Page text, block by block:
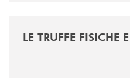
LE TRUFFE FISICHE